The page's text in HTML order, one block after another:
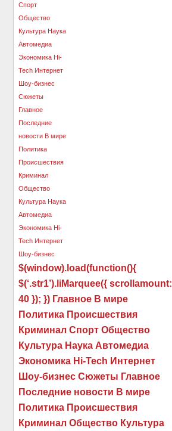
$(window).load(function(){
$(‘.str1’).liMarquee({ scrollamount:
40 }); }) Главное В мире
Политика Происшествия
Криминал Спорт Общество
Культура Наука Автомедиа
Экономика Hi-Tech Интернет
Шоу-бизнес Сюжеты Главное
Последние новости В мире
Политика Происшествия
Криминал Общество Культура